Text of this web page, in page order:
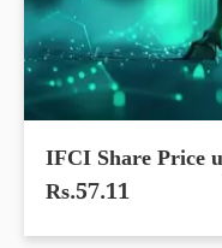
IFCI Share Price
Rs.57.11